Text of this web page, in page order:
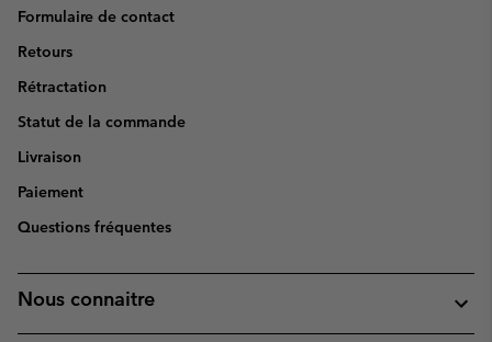
Formulaire de contact
Retours
Rétractation
Statut de la commande
Livraison
Paiement
Questions fréquentes
Nous connaitre